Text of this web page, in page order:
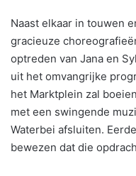
Naast elkaar in touwen
gracieuze
optreden van Jana en
uit het omvangrijke
het Marktplein zal
met een swingende
Waterbei afsluiten.
bewezen dat die